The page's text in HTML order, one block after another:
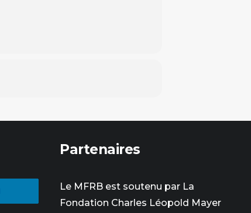
Partenaires
Le MFRB est soutenu par La
Fondation Charles Léopold Mayer